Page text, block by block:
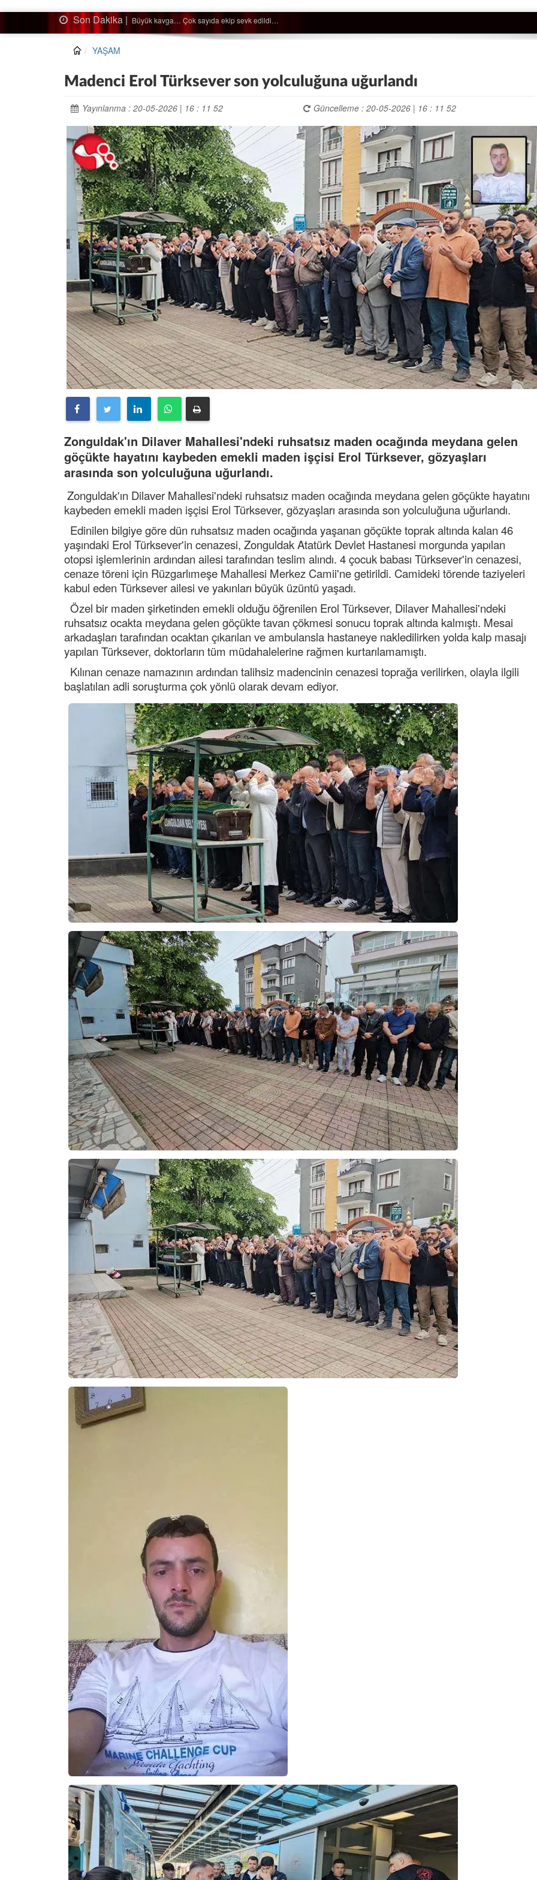
Son Dakika | Ağaçtan düştü…
YAŞAM
Madenci Erol Türksever son yolculuğuna uğurlandı
Yayınlanma : 20-05-2026 | 16 : 11 52 Güncelleme : 20-05-2026 | 16 : 11 52
Zonguldak'ın Dilaver Mahallesi'ndeki ruhsatsız maden ocağında meydana gelen
göçükte hayatını kaybeden emekli maden işçisi Erol Türksever, gözyaşları
arasında son yolculuğuna uğurlandı.
Zonguldak'ın Dilaver Mahallesi'ndeki ruhsatsız maden ocağında meydana gelen göçükte hayatını
kaybeden emekli maden işçisi Erol Türksever, gözyaşları arasında son yolculuğuna uğurlandı.
Edinilen bilgiye göre dün ruhsatsız maden ocağında yaşanan göçükte toprak altında kalan 46
yaşındaki Erol Türksever'in cenazesi, Zonguldak Atatürk Devlet Hastanesi morgunda yapılan
otopsi işlemlerinin ardından ailesi tarafından teslim alındı. 4 çocuk babası Türksever'in cenazesi,
cenaze töreni için Rüzgarlımeşe Mahallesi Merkez Camii'ne getirildi. Camideki törende taziyeleri
kabul eden Türksever ailesi ve yakınları büyük üzüntü yaşadı.
Özel bir maden şirketinden emekli olduğu öğrenilen Erol Türksever, Dilaver Mahallesi'ndeki
ruhsatsız ocakta meydana gelen göçükte tavan çökmesi sonucu toprak altında kalmıştı. Mesai
arkadaşları tarafından ocaktan çıkarılan ve ambulansla hastaneye nakledilirken yolda kalp masajı
yapılan Türksever, doktorların tüm müdahalelerine rağmen kurtarılamamıştı.
Kılınan cenaze namazının ardından talihsiz madencinin cenazesi toprağa verilirken, olayla ilgili
başlatılan adli soruşturma çok yönlü olarak devam ediyor.
Semih ÇOLAK
SEÇMEN NE DEDİ?
Kemiklerinizi Sessizce Çürüten 6
Alışkanlık
Şenol AZMAN
“Aman doktor, yaman doktor.
Derdime bir çare!” – 2-
Merve KIRAN
KİLO KONTROLÜNDE KİLİT
NOKTA: ARA ÖĞÜNLER
Konuk Yazar
Temiz enerji ve gelecek
mücadelesi
Uğuralp CİVELEK
“Bu bir suç duyurusudur”
Özkan Doğan
YEREL RADYO VE REKLAM
Mustafa Ozturk
İç fındığın fiyatı bu gün 1600 TL Kabuklu fındık
bu fiyatın dörtte biri yani 400 TL olmalı. iç
dört katına satılıyor. iç f... DEVAMI
ibrahim yalçınkaya
POSBIYIK nerelerde ya kaç aydır vekaletle
belediye yönetilirmi hayretdebişey
Kadir inanc
Ekmek yediğiniz yere veda edersiniz gurur
tablosu yaparsınız değişik bu kişilikler ya
Muhammed
Valla tren kactj gitti.Uysali devirmwk icin
elinizden ne geliyosa Chp ile kendi partiniz
aleyhine calistiniz.Becerdinizde Adami alasa
ettiniz.Sonuc... DEVAMI
Ali
1950 türkiye
ihracati,tütün,kuruüzüm,findik,pamuk krom
mdeni,kafa basi senede 14 dolar